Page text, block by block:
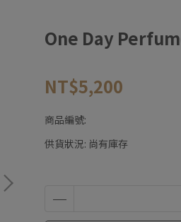
One Day
NT$5,200
商品編號:
供貨狀況: 尚有庫存